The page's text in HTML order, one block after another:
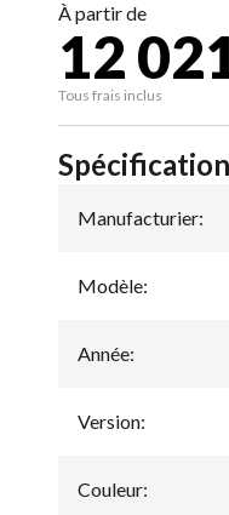
À partir de
12
Tous frais inclus
Manufacturier:
Modèle:
Année:
Version:
Couleur: